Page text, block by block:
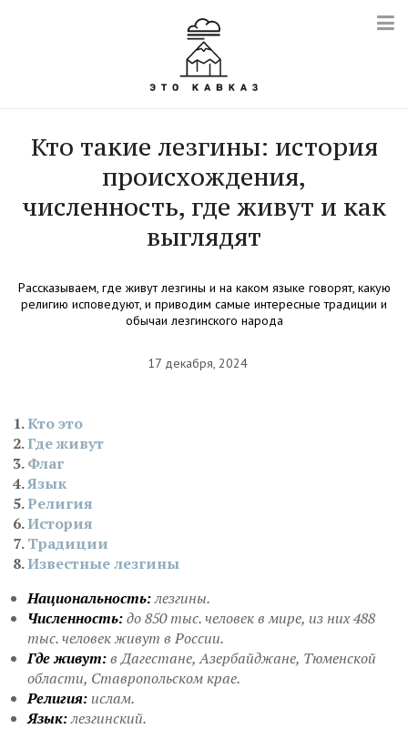
Кто такие лезгины: история
происхождения,
численность, где живут и как
выглядят
Рассказываем, где живут лезгины и на каком языке говорят, какую
религию исповедуют, и приводим самые интересные традиции и
обычаи лезгинского народа
17 декабря, 2024
Кто это
Где живут
Флаг
Язык
Религия
История
Традиции
Известные лезгины
Национальность:лезгины.
Численность:до 850 тыс. человек в мире, из них 488
тыс. человек живут в России.
Где живут:в Дагестане, Азербайджане, Тюменской
области, Ставропольском крае.
Религия: ислам.
Язык:лезгинский.